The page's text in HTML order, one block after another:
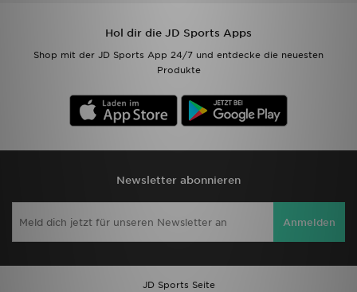
Hol dir die JD Sports Apps
Shop mit der JD Sports App 24/7 und entdecke die neuesten
Produkte
Newsletter abonnieren
Anmelden
JD Sports Seite